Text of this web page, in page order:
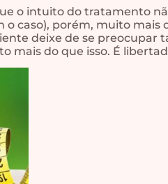
o intuito do tratamento
caso), porém, muito mais
deixe de se preocupar
mais do que isso. É